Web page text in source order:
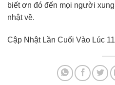
biết ơn đó đến mọi người
nhật về.
Cập Nhật Lần Cuối Vào Lúc